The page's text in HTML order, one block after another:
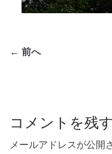
← 前へ
コメントを残す
メールアドレスが公開